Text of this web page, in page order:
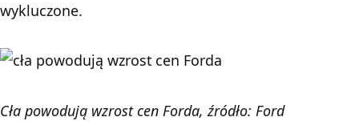
wykluczone.
Cła powodują wzrost cen Forda, źródło: Ford